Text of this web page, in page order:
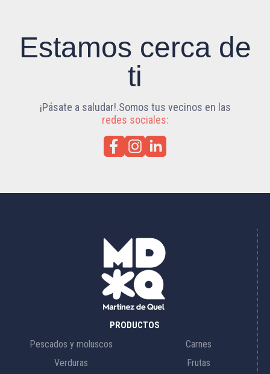
Estamos cerca de
ti
¡Pásate a saludar!.Somos tus vecinos en las
redes sociales:
PRODUCTOS
Pescados y moluscos
Verduras
Carnes
Frutas